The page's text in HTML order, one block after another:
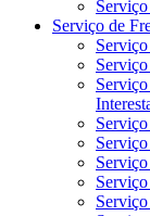
Serviço de